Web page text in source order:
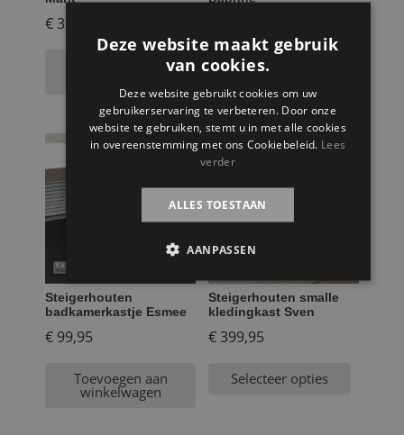
€379,95
Toevoegen aan Toevoegen aan
Steigerhouten
badkamerkastje Esmee
€ 99,95
Toevoegen aan
winkelwagen
Steigerhouten smalle
kledingkast Sven
€399,95
Selecteer opties
Deze website maakt gebruik
van cookies.
Deze website gebruikt cookies om uw
gebruikerservaring te verbeteren. Door onze
website te gebruiken, stemt u in met alle cookies
in overeenstemming met ons Cookiebeleid. Lees
verder
ALLES TOESTAAN
AANPASSEN